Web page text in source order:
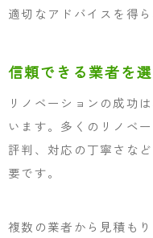
適切なアドバイスを得ら
信頼できる業者を
リノベーションの成功
います。多くのリノベ
評判、対応の丁寧さな
要です。
複数の業者から見積も